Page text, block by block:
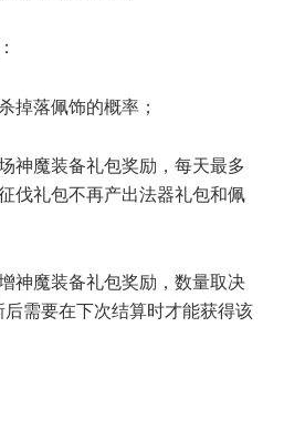
掉落佩饰的概率；
神魔装备礼包奖励，每天最多
伐礼包不再产出法器礼包和佩
神魔装备礼包奖励，数量取决
需要在下次结算时才能获得该